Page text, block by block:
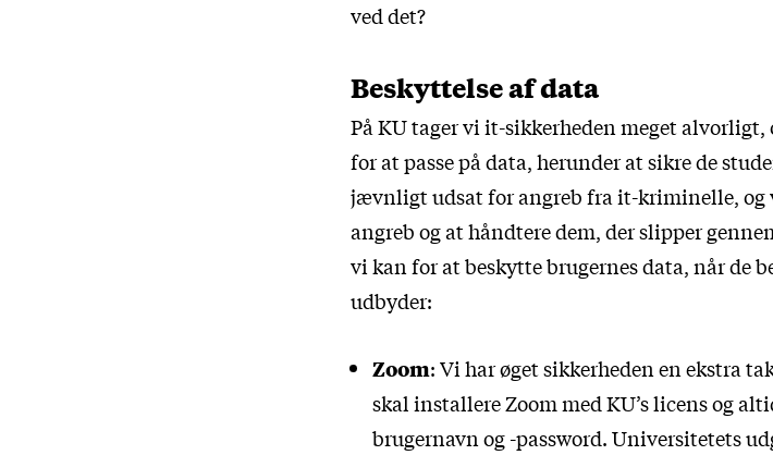
ved det?
Beskyttelse af data
På KU tager vi it-sikkerheden meget
for at passe på data, herunder at sikre de
jævnligt udsat for angreb fra it-kriminelle, og
angreb og at håndtere dem, der slipper
vi kan for at beskytte brugernes data, når de
udbyder:
Zoom: Vi har øget sikkerheden en ekstra
skal installere Zoom med KU’s licens og
brugernavn og -password. Universitetets